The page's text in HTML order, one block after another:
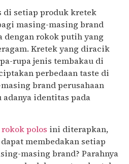
di setiap produk kretek
masing-masing brand
dengan rokok putih yang
Kretek yang diracik
rupa jenis tembakau di
perbedaan taste di
brand perusahaan
identitas pada
polos ini diterapkan,
membedakan setiap
masing brand? Parahnya